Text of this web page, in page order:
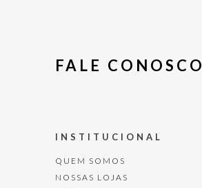
FALE CONOSCO
INSTITUCIONAL
QUEM SOMOS
NOSSAS LOJAS